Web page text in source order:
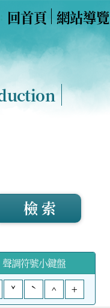
回首頁 網站導覽
檢 索
聲調符號小鍵盤
ˇ ˋ ^ +